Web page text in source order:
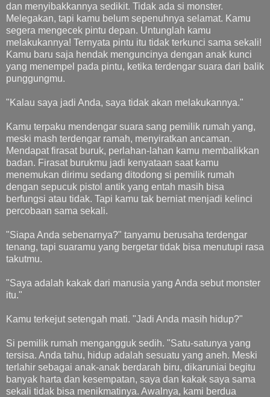
dan menyibakkannya sedikit. Tidak ada si monster.
Melegakan, tapi kamu belum sepenuhnya selamat. Kamu
segera mengecek pintu depan. Untunglah kamu
melakukannya! Ternyata pintu itu tidak terkunci sama sekali!
Kamu baru saja hendak menguncinya dengan anak kunci
yang menempel pada pintu, ketika terdengar suara dari balik
punggungmu.
"Kalau saya jadi Anda, saya tidak akan melakukannya."
Kamu terpaku mendengar suara sang pemilik rumah yang,
meski mash terdengar ramah, menyiratkan ancaman.
Mendapat firasat buruk, perlahan-lahan kamu membalikkan
badan. Firasat burukmu jadi kenyataan saat kamu
menemukan dirimu sedang ditodong si pemilik rumah
dengan sepucuk pistol antik yang entah masih bisa
berfungsi atau tidak. Tapi kamu tak berniat menjadi kelinci
percobaan sama sekali.
"Siapa Anda sebenarnya?" tanyamu berusaha terdengar
tenang, tapi suaramu yang bergetar tidak bisa menutupi rasa
takutmu.
"Saya adalah kakak dari manusia yang Anda sebut monster
itu."
Kamu terkejut setengah mati. "Jadi Anda masih hidup?"
Si pemilik rumah mengangguk sedih. "Satu-satunya yang
tersisa. Anda tahu, hidup adalah sesuatu yang aneh. Meski
terlahir sebagai anak-anak berdarah biru, dikaruniai begitu
banyak harta dan kesempatan, saya dan kakak saya sama
sekali tidak bisa menikmatinya. Awalnya, kami berdua